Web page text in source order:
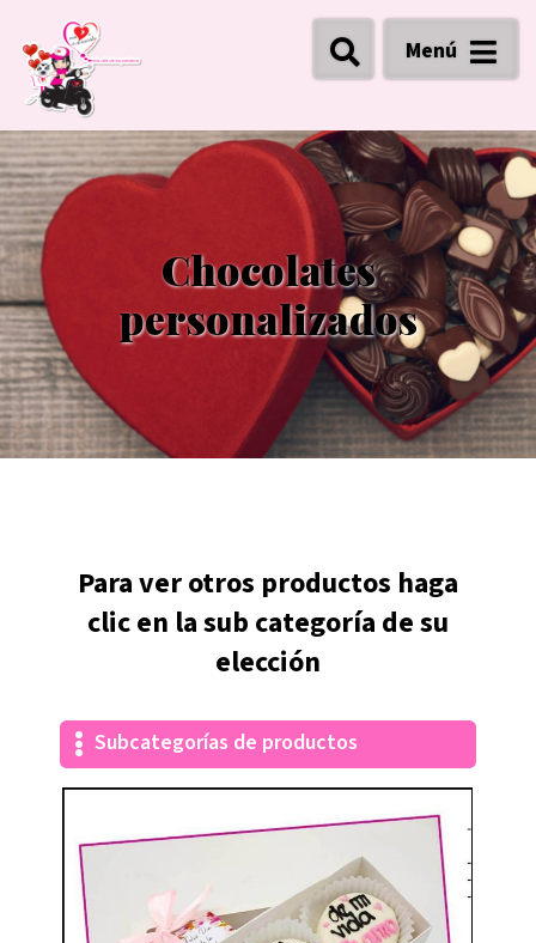
Menú
Chocolates
personalizados
Para ver otros productos haga
clic en la sub categoría de su
elección
Subcategorías de productos